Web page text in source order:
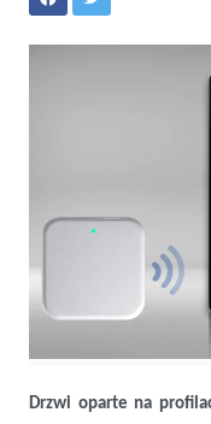
przeoczysz
Drzwi oparte na